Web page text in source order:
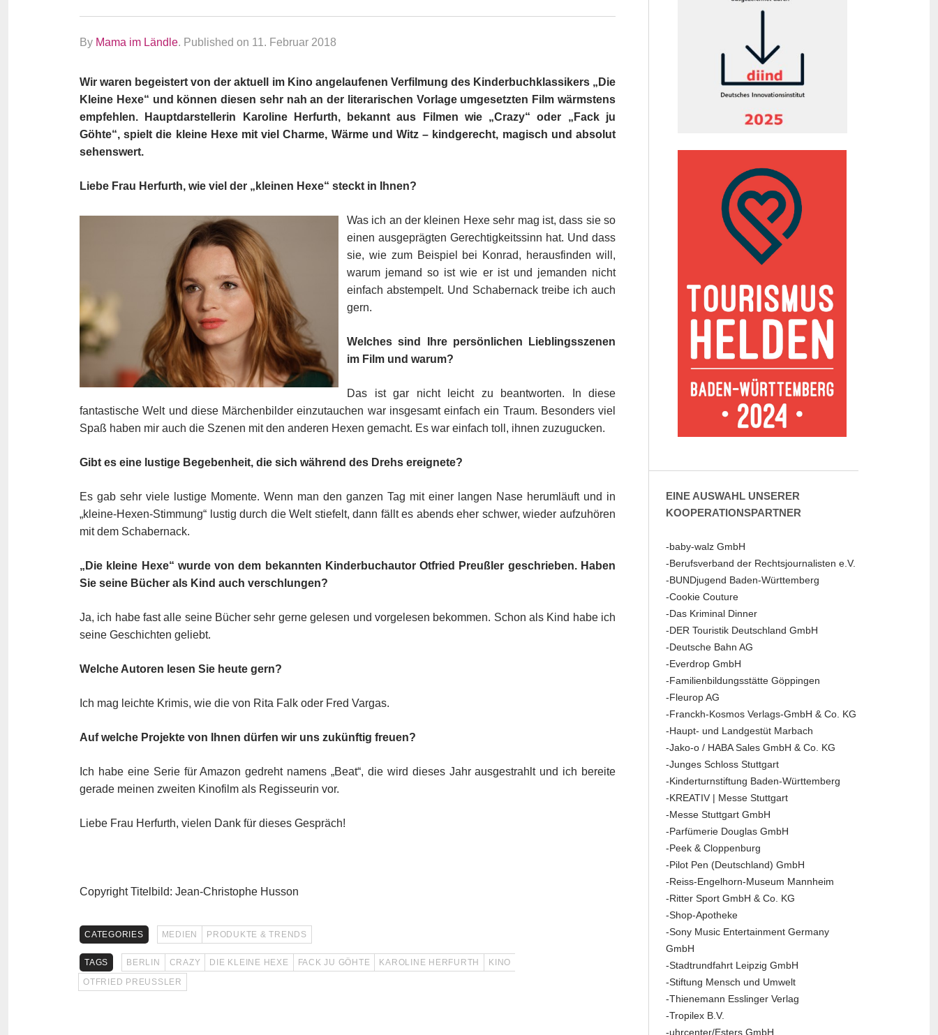
By Mama im Ländle. Published on 11. Februar 2018
Wir waren begeistert von der aktuell im Kino angelaufenen Verfilmung des Kinderbuchklassikers „Die
Kleine Hexe“ und können diesen sehr nah an der literarischen Vorlage umgesetzten Film wärmstens
empfehlen. Hauptdarstellerin Karoline Herfurth, bekannt aus Filmen wie „Crazy“ oder „Fack ju
Göhte“, spielt die kleine Hexe mit viel Charme, Wärme und Witz – kindgerecht, magisch und absolut
sehenswert.
Liebe Frau Herfurth, wie viel der „kleinen Hexe“ steckt in Ihnen?
Was ich an der kleinen Hexe sehr mag ist, dass sie so
einen ausgeprägten Gerechtigkeitssinn hat. Und dass
sie, wie zum Beispiel bei Konrad, herausfinden will,
warum jemand so ist wie er ist und jemanden nicht
einfach abstempelt. Und Schabernack treibe ich auch
gern.
Welches sind Ihre persönlichen Lieblingsszenen
im Film und warum?
Das ist gar nicht leicht zu beantworten. In diese
fantastische Welt und diese Märchenbilder einzutauchen war insgesamt einfach ein Traum. Besonders viel
Spaß haben mir auch die Szenen mit den anderen Hexen gemacht. Es war einfach toll, ihnen zuzugucken.
Gibt es eine lustige Begebenheit, die sich während des Drehs ereignete?
Es gab sehr viele lustige Momente. Wenn man den ganzen Tag mit einer langen Nase herumläuft und in
„kleine-Hexen-Stimmung“ lustig durch die Welt stiefelt, dann fällt es abends eher schwer, wieder aufzuhören
mit dem Schabernack.
„Die kleine Hexe“ wurde von dem bekannten Kinderbuchautor Otfried Preußler geschrieben. Haben
Sie seine Bücher als Kind auch verschlungen?
Ja, ich habe fast alle seine Bücher sehr gerne gelesen und vorgelesen bekommen. Schon als Kind habe ich
seine Geschichten geliebt.
Welche Autoren lesen Sie heute gern?
Ich mag leichte Krimis, wie die von Rita Falk oder Fred Vargas.
Auf welche Projekte von Ihnen dürfen wir uns zukünftig freuen?
Ich habe eine Serie für Amazon gedreht namens „Beat“, die wird dieses Jahr ausgestrahlt und ich bereite
gerade meinen zweiten Kinofilm als Regisseurin vor.
Liebe Frau Herfurth, vielen Dank für dieses Gespräch!
Copyright Titelbild: Jean-Christophe Husson
CATEGORIES MEDIEN PRODUKTE & TRENDS
TAGS BERLIN CRAZY DIE KLEINE HEXE FACK JU GÖHTE KAROLINE HERFURTH
KINO
OTFRIED PREUSSLER
EINE AUSWAHL UNSERER
KOOPERATIONSPARTNER
-baby-walz GmbH
-Berufsverband der Rechtsjournalisten e.V.
-BUNDjugend Baden-Württemberg
-Cookie Couture
-Das Kriminal Dinner
-DER Touristik Deutschland GmbH
-Deutsche Bahn AG
-Everdrop GmbH
-Familienbildungsstätte Göppingen
-Fleurop AG
-Franckh-Kosmos Verlags-GmbH & Co. KG
-Haupt- und Landgestüt Marbach
-Jako-o / HABA Sales GmbH & Co. KG
-Junges Schloss Stuttgart
-Kinderturnstiftung Baden-Württemberg
-KREATIV | Messe Stuttgart
-Messe Stuttgart GmbH
-Parfümerie Douglas GmbH
-Peek & Cloppenburg
-Pilot Pen (Deutschland) GmbH
-Reiss-Engelhorn-Museum Mannheim
-Ritter Sport GmbH & Co. KG
-Shop-Apotheke
-Sony Music Entertainment Germany
GmbH
-Stadtrundfahrt Leipzig GmbH
-Stiftung Mensch und Umwelt
-Thienemann Esslinger Verlag
-Tropilex B.V.
-uhrcenter/Esters GmbH